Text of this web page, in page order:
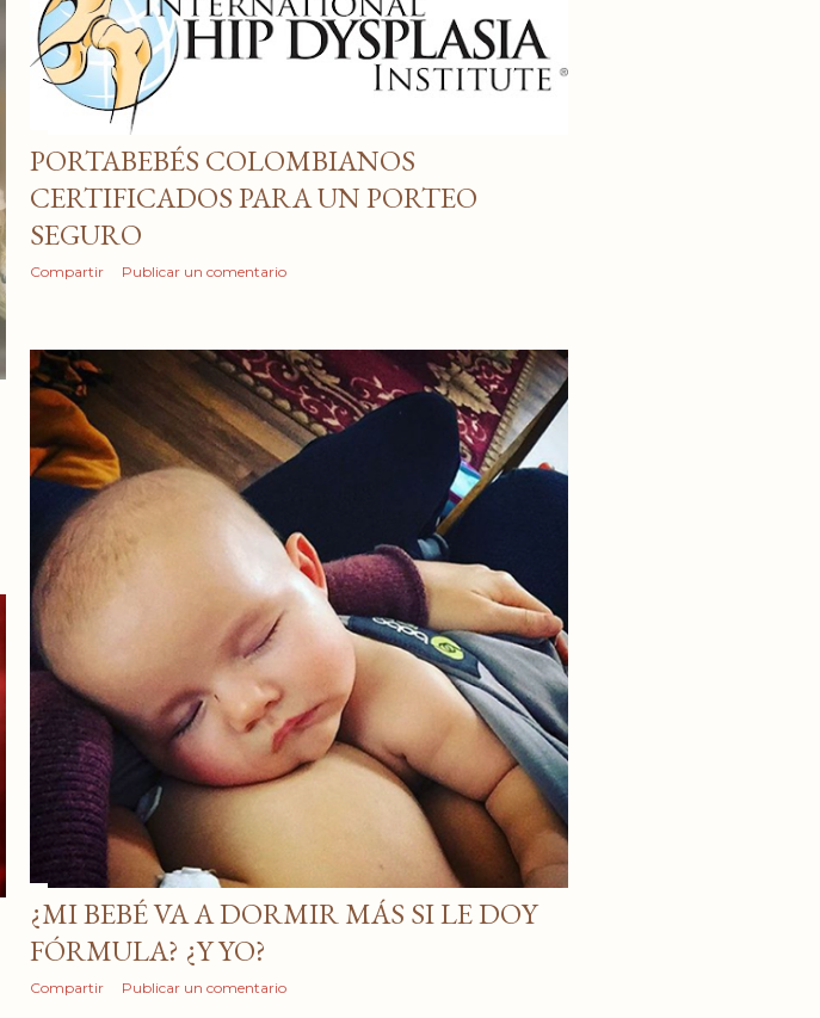
PORTABEBÉS COLOMBIANOS
CERTIFICADOS PARA UN PORTEO
SEGURO
Compartir Publicar un comentario
¿MI BEBÉ VA A DORMIR MÁS SI LE DOY
FÓRMULA? ¿Y YO?
Compartir Publicar un comentario